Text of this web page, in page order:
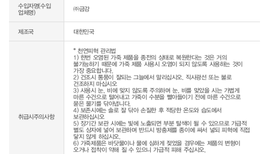
수입자명(수입
업체명)
㈜금강
제조국 대한민국
취급시주의사항
* 천연피혁 관리법
1) 한번 오염된 가죽 제품을 종전의 상태로 복원한다는 것은 거의
불가능하기 때문에 가죽 제품 사용시 오염이 되지 않도록 사용하는 것이
가장 중요합니다.
2) 건조시 통풍이 잘되는 그늘에서 말리십시오. 직사광선 또는 불로
건조하지 마십시오
3) 사용시 눈, 비에 맞지 않도록 주의하며 눈, 비를 맞았을 시는 가볍게
마른 수건으로 털어내고 가죽이 수분을 빨아들이기 전에 마른 수건으로
묻은 물기를 닦아냅니다.
4) 보존시에는 솔로 잘 닦아 손질한 후 적당한 온도와 습도에서
보관하십시오
5) 장기간 보관 시에는 빛에 노출되면 부분 탈색이 될 수 있으므로 가급적
별도 상자에 넣어 보관하며 반드시 방충제를 종이에 싸서 넣되 피혁에 직접
닿지 않게 하십시오.
6) 가죽제품은 바닷물이나 물에 심하게 젖었을 경우에는 제품의 변형이
오거나 접착이 약해 질 수 있으니 가급적 피해 주십시오.